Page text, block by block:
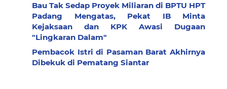
Bau Tak Sedap Proyek Miliaran di BPTU HPT
Padang Mengatas, Pekat IB Minta
Kejaksaan dan KPK Awasi Dugaan
"Lingkaran Dalam"
Pembacok Istri di Pasaman Barat Akhirnya
Dibekuk di Pematang Siantar